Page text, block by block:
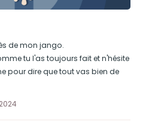
de mon jango.
tu l'as toujours fait et n'hésite
pour dire que tout vas bien de